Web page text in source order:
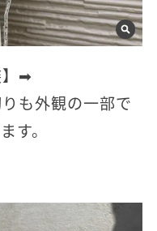
】➡
も外観の一部で
す。